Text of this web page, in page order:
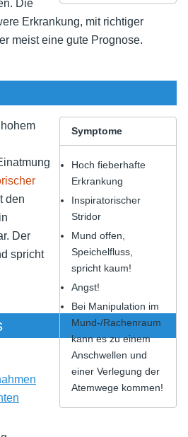
Die
Erkrankung, mit richtiger
meist eine gute Prognose.
Symptome
Hoch fieberhafte
Erkrankung
Inspiratorischer
Stridor
Mund offen,
Speichelfluss,
spricht kaum!
Angst!
Bei Manipulation im
Mund-/Rachenraum
kann es zu einem
Anschwellen und
einer Verlegung der
Atemwege kommen!
den
Der
spricht